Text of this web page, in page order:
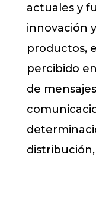
actuales y
innovación
productos,
percibido
de